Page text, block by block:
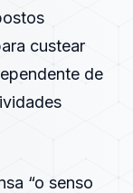
custear
de
“o senso